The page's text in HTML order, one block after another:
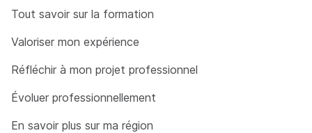
Tout savoir sur la formation
Valoriser mon expérience
Réfléchir à mon projet professionnel
Évoluer professionnellement
En savoir plus sur ma région